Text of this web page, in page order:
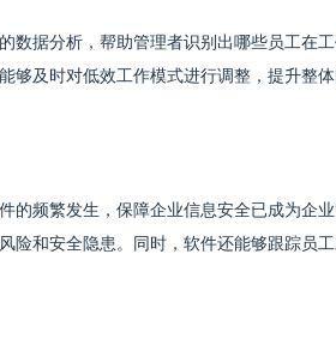
数据分析，帮助管理者识别出哪些员工在
够及时对低效工作模式进行调整，提升整体
的频繁发生，保障企业信息安全已成为企
险和安全隐患。同时，软件还能够跟踪员